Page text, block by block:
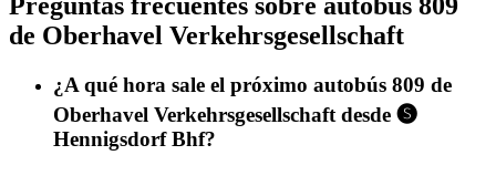
de Oberhavel Verkehrsgesellschaft
¿A qué hora sale el próximo autobús 809 de
Oberhavel Verkehrsgesellschaft desde 🅢
Hennigsdorf Bhf?